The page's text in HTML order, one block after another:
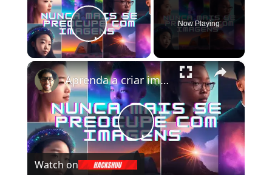
Play Video
Now Playing
×
Play
Aprenda a criar imagens incríveis com a Inteligência Artificial: Três ferramentas gratuitas
Watch on